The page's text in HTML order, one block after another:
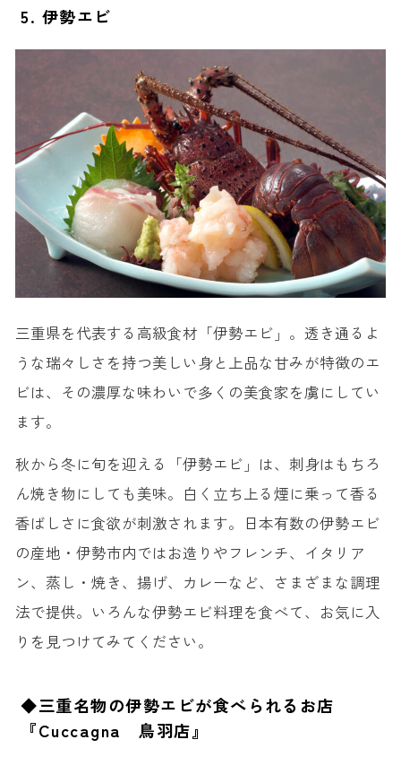
5. 伊勢エビ
三重県を代表する高級食材「伊勢エビ」。透き通るよ
うな瑞々しさを持つ美しい身と上品な甘みが特徴のエ
ビは、その濃厚な味わいで多くの美食家を虜にしてい
ます。
秋から冬に旬を迎える「伊勢エビ」は、刺身はもちろ
ん焼き物にしても美味。白く立ち上る煙に乗って香る
香ばしさに食欲が刺激されます。日本有数の伊勢エビ
の産地・伊勢市内ではお造りやフレンチ、イタリア
ン、蒸し・焼き、揚げ、カレーなど、さまざまな調理
法で提供。いろんな伊勢エビ料理を食べて、お気に入
りを見つけてみてください。
◆三重名物の伊勢エビが食べられるお店
『Cuccagna 鳥羽店』